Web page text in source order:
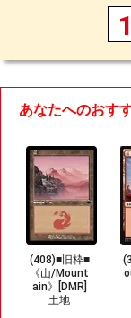
1
あなたへのおす
(408)■旧枠■
《山/Mount
ain》[DMR]
土地